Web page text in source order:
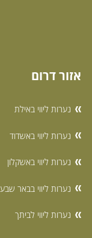
אזור דרום
נערות ליווי באילת
נערות ליווי באשדוד
נערות ליווי באשקלון
נערות ליווי בבאר שבע
נערות ליווי לביתך